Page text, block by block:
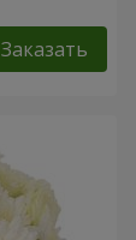
Заказать